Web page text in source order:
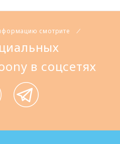
смотрите
в соцсетях